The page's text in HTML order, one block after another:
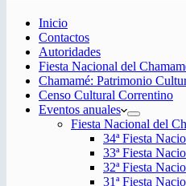
Inicio
Contactos
Autoridades
Fiesta Nacional del
Chamamé: Patrimonio
Censo Cultural Correntino
Eventos anuales
Fiesta Nacional del
34ª Fiesta
33ª Fiesta
32ª Fiesta
31ª Fiesta